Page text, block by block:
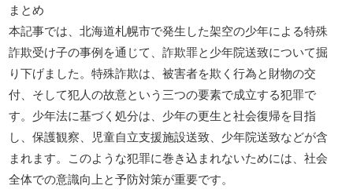
まとめ
本記事では、北海道札幌市で発生した架空の少年による特殊
詐欺受け子の事例を通じて、詐欺罪と少年院送致について掘
り下げました。特殊詐欺は、被害者を欺く行為と財物の交
付、そして犯人の故意という三つの要素で成立する犯罪で
す。少年法に基づく処分は、少年の更生と社会復帰を目指
し、保護観察、児童自立支援施設送致、少年院送致などが含
まれます。このような犯罪に巻き込まれないためには、社会
全体での意識向上と予防対策が重要です。